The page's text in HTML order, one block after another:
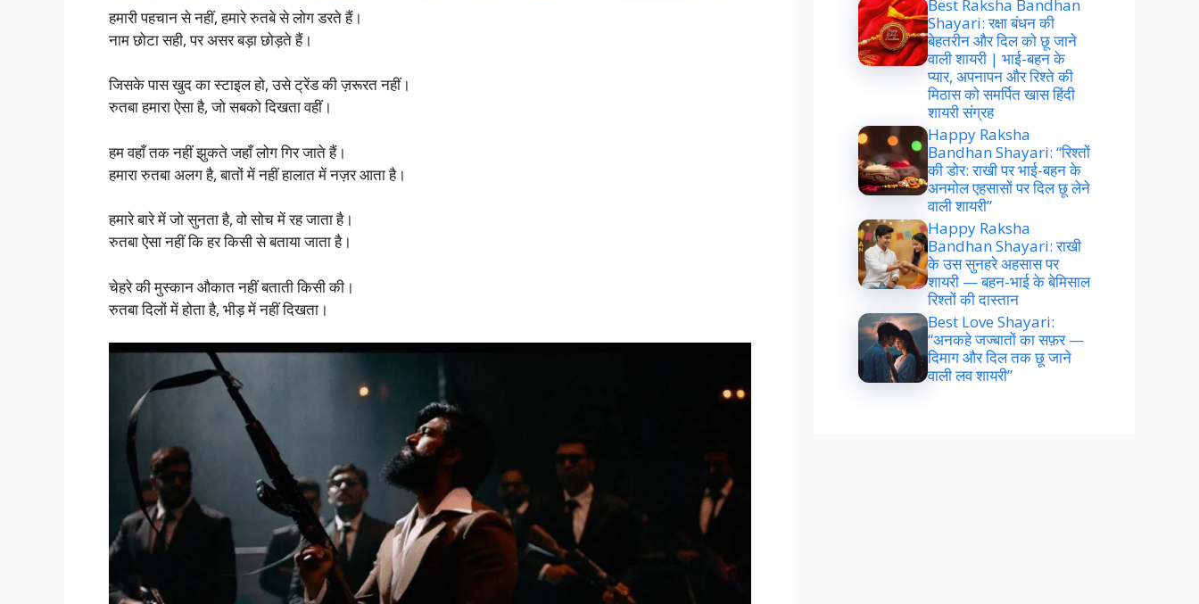
हमारी पहचान से नहीं, हमारे रुतबे से लोग डरते हैं।
नाम छोटा सही, पर असर बड़ा छोड़ते हैं।
जिसके पास खुद का स्टाइल हो, उसे ट्रेंड की ज़रूरत नहीं।
रुतबा हमारा ऐसा है, जो सबको दिखता वहीं।
हम वहाँ तक नहीं झुकते जहाँ लोग गिर जाते हैं।
हमारा रुतबा अलग है, बातों में नहीं हालात में नज़र आता है।
हमारे बारे में जो सुनता है, वो सोच में रह जाता है।
रुतबा ऐसा नहीं कि हर किसी से बताया जाता है।
चेहरे की मुस्कान औकात नहीं बताती किसी की।
रुतबा दिलों में होता है, भीड़ में नहीं दिखता।
Best Raksha Bandhan
Shayari: रक्षा बंधन की
बेहतरीन और दिल को छू जाने
वाली शायरी | भाई-बहन के
प्यार, अपनापन और रिश्ते की
मिठास को समर्पित खास हिंदी
शायरी संग्रह
Happy Raksha
Bandhan Shayari: “रिश्तों
की डोर: राखी पर भाई-बहन के
अनमोल एहसासों पर दिल छू लेने
वाली शायरी”
Happy Raksha
Bandhan Shayari: राखी
के उस सुनहरे अहसास पर
शायरी — बहन-भाई के बेमिसाल
रिश्तों की दास्तान
Best Love Shayari:
“अनकहे जज्बातों का सफ़र —
दिमाग और दिल तक छू जाने
वाली लव शायरी”